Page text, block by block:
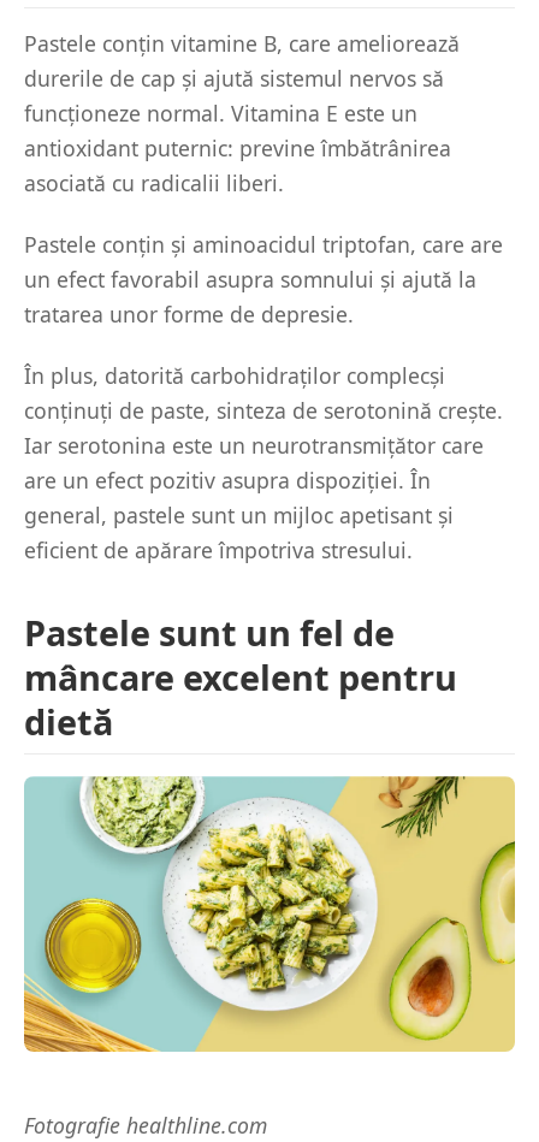
Pastele conțin vitamine B, care ameliorează
durerile de cap și ajută sistemul nervos să
funcționeze normal. Vitamina E este un
antioxidant puternic: previne îmbătrânirea
asociată cu radicalii liberi.
Pastele conțin și aminoacidul triptofan, care are
un efect favorabil asupra somnului și ajută la
tratarea unor forme de depresie.
În plus, datorită carbohidraților complecși
conținuți de paste, sinteza de serotonină crește.
Iar serotonina este un neurotransmițător care
are un efect pozitiv asupra dispoziției. În
general, pastele sunt un mijloc apetisant și
eficient de apărare împotriva stresului.
Pastele sunt un fel de
mâncare excelent pentru
dietă
Fotografie healthline.com